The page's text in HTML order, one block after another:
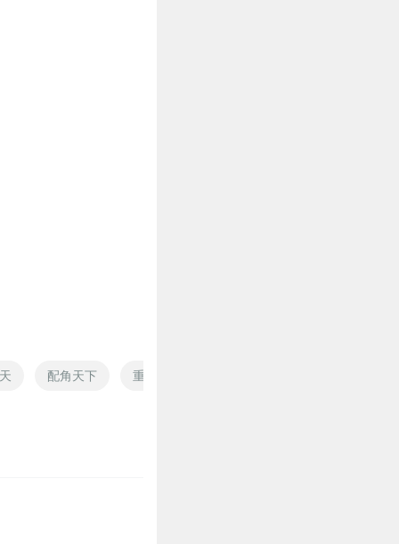
配角天下 重生之最强配角